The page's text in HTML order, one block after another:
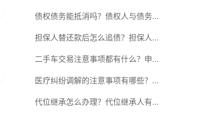
产一方有权单独处理吗？
债权债务能抵消吗？债权人与债务人
的区别在哪？
担保人替还款后怎么追债？担保人可
以委托别人签字吗？
二手车交易注意事项都有什么？申请
转移登记的现机动车所有人应当准备
哪些材料？
医疗纠纷调解的注意事项有哪些？医
疗纠纷调解有哪些方式？
代位继承怎么办理？代位继承人有赡